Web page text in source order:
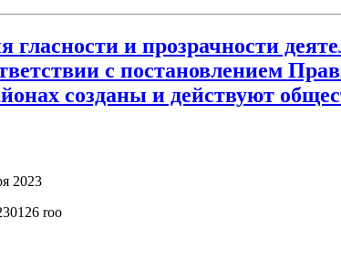
и прозрачности
с постановлением
созданы и действуют
2023